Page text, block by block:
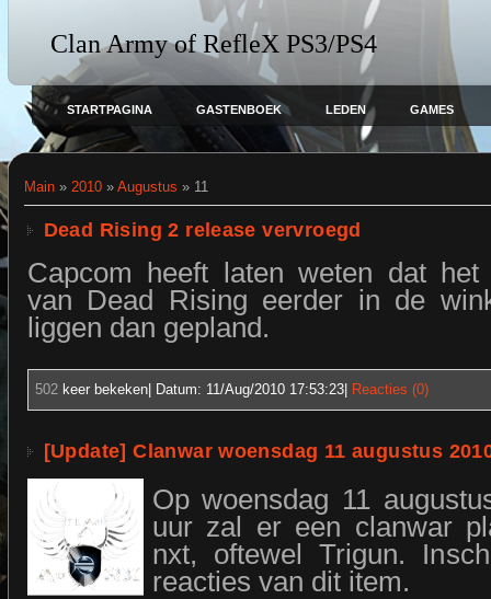
Clan Army of RefleX PS3/PS4
STARTPAGINA GASTENBOEK LEDEN GAMES
Main» 2010 » Augustus » 11
Dead Rising 2 release vervroegd
Capcom heeft laten weten dat het
van Dead Rising eerder in de
liggen dan gepland.
502 keer bekeken| Datum: 11/Aug/2010 17:53:23| Reacties (0)
[Update] Clanwar woensdag 11 augustus
Op woensdag 11
uur zal er een clanwar
nxt, oftewel Trigun.
reacties van dit item.